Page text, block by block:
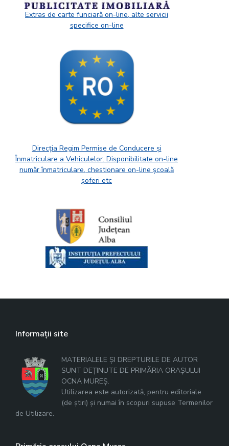
Extras de carte funciară on-line, alte servicii
specifice on-line
Direcția Regim Permise de Conducere și
Înmatriculare a Vehiculelor. Disponibilitate on-line
număr înmatriculare, chestionare on-line școală
șoferi etc
Informații site
MATERIALELE ȘI DREPTURILE DE AUTOR
SUNT DEȚINUTE DE PRIMĂRIA ORAȘULUI
OCNA MUREȘ.
Utilizarea este autorizată, pentru editoriale
(de știri) și numai în scopuri supuse Termenilor
de Utilizare.